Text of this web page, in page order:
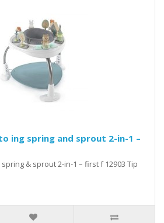
ing spring and sprout 2-in-1 –
& sprout 2-in-1 – first f 12903 Tip